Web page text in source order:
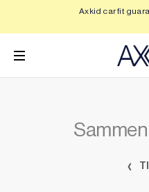
innhold
Axkid car fit